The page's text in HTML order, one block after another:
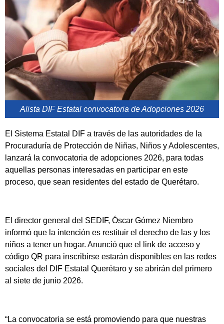
Alista DIF Estatal convocatoria de Adopciones 2026
El Sistema Estatal DIF a través de las autoridades de la
Procuraduría de Protección de Niñas, Niños y Adolescentes,
lanzará la convocatoria de adopciones 2026, para todas
aquellas personas interesadas en participar en este
proceso, que sean residentes del estado de Querétaro.
El director general del SEDIF, Óscar Gómez Niembro
informó que la intención es restituir el derecho de las y los
niños a tener un hogar. Anunció que el link de acceso y
código QR para inscribirse estarán disponibles en las redes
sociales del DIF Estatal Querétaro y se abrirán del primero
al siete de junio 2026.
“La convocatoria se está promoviendo para que nuestras